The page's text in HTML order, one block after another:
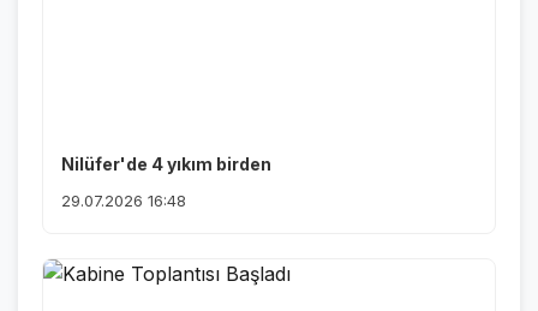
Nilüfer'de 4 yıkım birden
29.07.2026 16:48